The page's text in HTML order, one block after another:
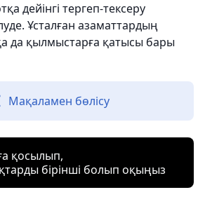
дейінгі тергеп-тексеру
Ұсталған азаматтардың
да қылмыстарға қатысы бары
Мақаламен бөлісу
қосылып,
бірінші болып оқыңыз